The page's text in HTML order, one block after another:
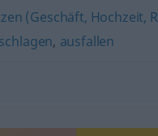
(Geschäft, Hochzeit,
, ausfallen